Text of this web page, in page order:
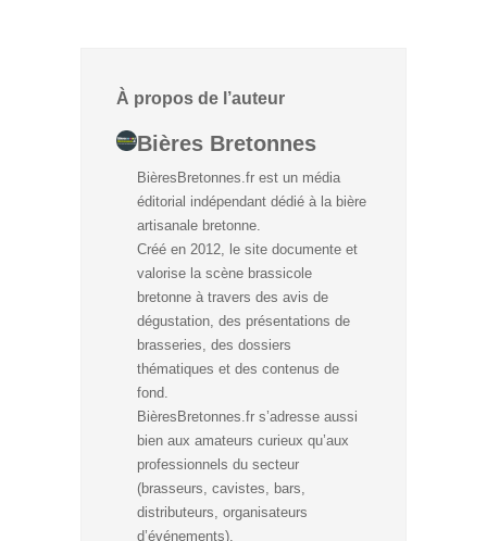
À propos de l’auteur
Bières Bretonnes
BièresBretonnes.fr est un média
éditorial indépendant dédié à la bière
artisanale bretonne.
Créé en 2012, le site documente et
valorise la scène brassicole
bretonne à travers des avis de
dégustation, des présentations de
brasseries, des dossiers
thématiques et des contenus de
fond.
BièresBretonnes.fr s’adresse aussi
bien aux amateurs curieux qu’aux
professionnels du secteur
(brasseurs, cavistes, bars,
distributeurs, organisateurs
d’événements).